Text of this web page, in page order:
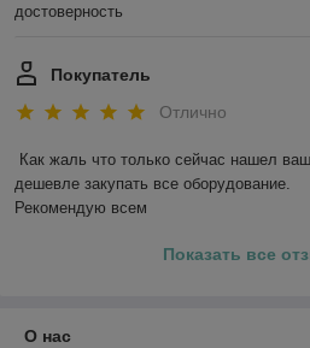
достоверность
Покупатель
Отлично
Как жаль что только сейчас нашел
дешевле закупать все оборудование.
Рекомендую всем
Показать все
О нас